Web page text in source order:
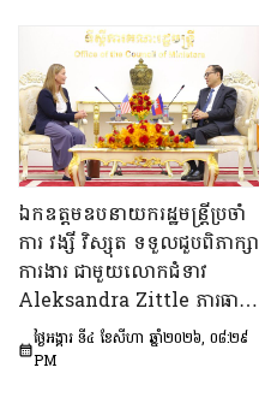
ទី៣នៃក្រុមប្រឹក្សាអ្នកច្បាប់ និង
ឯកឧត្តម ចែម ផល្លា អនុប្រធាន​
និង​ជា​ប្រធាន​ក្រុមការងារទី៣នៃ
ក្រុមប្រឹក្សាសេដ្ឋកិច្ច សង្គមកិច្ច
និង​វប្បធម៌ ដើម្បីពិនិត្យ​និង​
ពិភាក្សា​លើ «សេចក្តីព្រាង
ផែនការ​សកម្មភាពជាតិ​​ស្ដីពី​ការ
បង្ការទប់ស្កាត់​អាពាហ៍ពិពាហ៍​
នៅវ័យក្មេង​និងការ​មាន​ផ្ទៃពោះ​
នៅ​វ័យជំទង់​នៅកម្ពុជា
ឆ្នាំ២០២៦-២០៣០»។
ឯកឧត្តមឧបនាយករដ្ឋមន្ត្រីប្រចាំ
ការ វង្សី វិស្សុត ទទួលជួបពិភាក្សា
ការងារ ជាមួយលោកជំទាវ
Aleksandra Zittle ភារធារី
ស្តីទីនៃស្ថានទូតសហរដ្ឋអាម៉េរិក
ប្រចាំកម្ពុជា
ថ្ងៃអង្គារ ទី៤ ខែសីហា ឆ្នាំ២០២៦, ០៨:២៩
PM